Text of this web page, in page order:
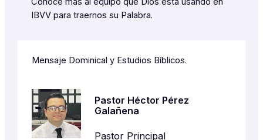
IBVV para traernos su Palabra.
Mensaje Dominical y Estudios Bíblicos.
Pastor Héctor Pérez
Galañena
Pastor Principal